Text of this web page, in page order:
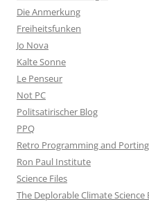
Die Anmerkung
Freiheitsfunken
Jo Nova
Kalte Sonne
Le Penseur
Not PC
Politsatirischer Blog
PPQ
Retro Programming and Porting
Ron Paul Institute
Science Files
The Deplorable Climate Science